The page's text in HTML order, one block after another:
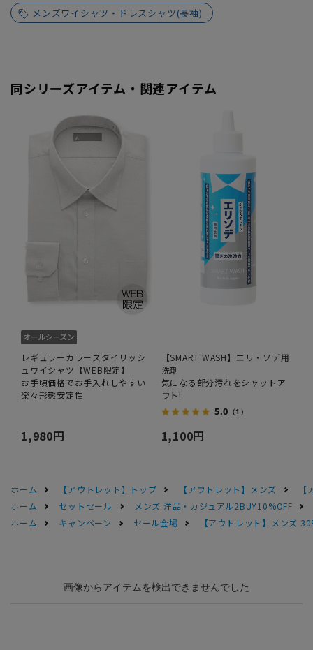
メンズワイシャツ・ドレスシャツ(長袖)
同シリーズアイテム・関連アイテム
レギュラーカラースタイリッシ
ュワイシャツ【WEB限定】
お手頃価格でお手入れしやすい
楽々形態安定性
1,980円
【SMART WASH】エリ・ソデ用
洗剤
気になる部分汚れをシャットア
ウト!
5.0 （1）
1,100円
ホーム 【アウトレット】トップ 【アウトレット】メンズ
ホーム
セットセール
メンズ 洋品・カジュアル2BUY10%OFF
ホーム
キャンペーン セール会場 【アウトレット】メンズ